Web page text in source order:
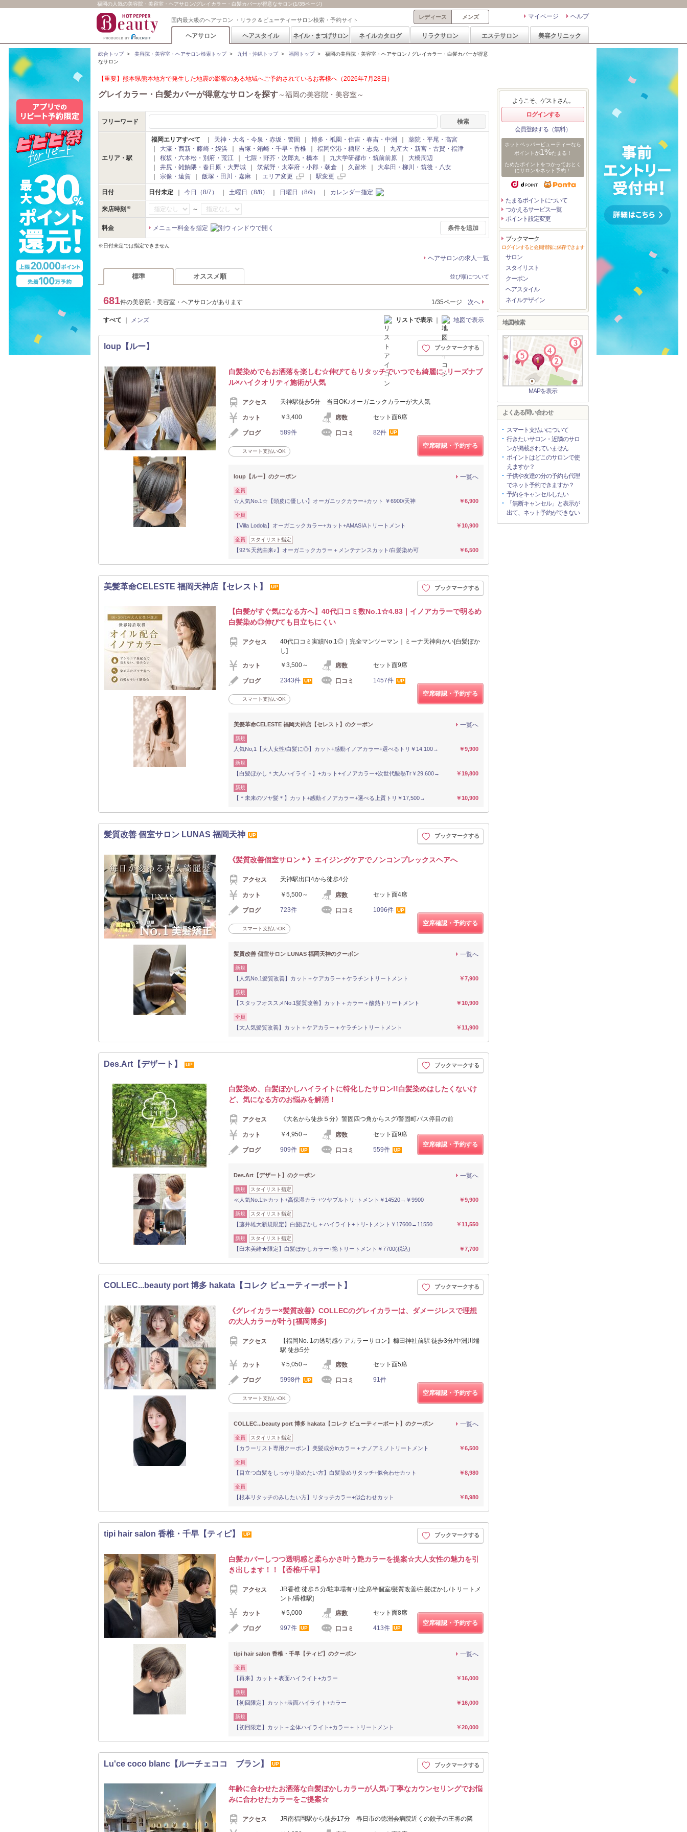
福岡の人気の美容院・美容室・ヘアサロン/グレイカラー・白髪カバーが得意なサロン(1/35ページ)
国内最大級のヘアサロン ・リラク＆ビューティーサロン検索・予約サイト ヘルプ
マイページ
レディース メンズ
ヘアサロン ヘアスタイル ネイル・まつげサロン ネイルカタログ リラクサロン エステサロン 美容クリニック
総合トップ> 美容院・美容室・ヘアサロン検索トップ> 九州・沖縄トップ> 福岡トップ> 福岡の美容院・美容室・ヘアサロン / グレイカラー・白髪カバーが得意
なサロン
【重要】熊本県熊本地方で発生した地震の影響のある地域へご予約されているお客様へ（2026年7月28日）
グレイカラー・白髪カバーが得意なサロンを探す～福岡の美容院・美容室～
フリーワード
エリア・駅
福岡エリアすべて 天神・大名・今泉・赤坂・警固 博多・祇園・住吉・春吉・中洲
薬院・平尾・高宮
大濠・西新・藤崎・姪浜 吉塚・箱崎・千早・香椎 福岡空港・糟屋・志免
九産大・新宮・古賀・福津
桜坂・六本松・別府・荒江 七隈・野芥・次郎丸・橋本 九大学研都市・筑前前原
大橋周辺
井尻・雑餉隈・春日原・大野城 筑紫野・太宰府・小郡・朝倉 久留米
大牟田・柳川・筑後・八女
宗像・遠賀 飯塚・田川・嘉麻 エリア変更 駅変更
日付 日付未定 今日（8/7） 土曜日（8/8） 日曜日（8/9） カレンダー指定
来店時刻 ～
料金 メニュー料金を指定 条件を追加
※日付未定では指定できません
ヘアサロンの求人一覧
標準 オススメ順 並び順について
681件の美容院・美容室・ヘアサロンがあります 1/35ページ 次へ
すべて メンズ リストで表示 地図で表示
loup【ルー】 ブックマークする
白髪染めでもお洒落を楽しむ☆伸びてもリタッチでいつでも綺麗に♪リーズナブ
ル×ハイクオリティ施術が人気
アクセス 天神駅徒歩5分 当日OK♪オーガニックカラーが大人気
カット ￥3,400 席数 セット面6席
ブログ 589件 口コミ 82件 UP
スマート支払いOK
空席確認・予約する
loup【ルー】のクーポン 一覧へ
全員
☆人気No.1☆【頭皮に優しい】オーガニックカラー+カット ￥6900/天神 ￥6,900
全員
【Villa Lodola】オーガニックカラー+カット+AMASIAトリートメント ￥10,900
全員 スタイリスト指定
【92％天然由来♪】オーガニックカラー＋メンテナンスカット/白髪染め可 ￥6,500
美髪革命CELESTE 福岡天神店【セレスト】 UP ブックマークする
【白髪がすぐ気になる方へ】40代口コミ数No.1☆4.83｜イノアカラーで明るめ
白髪染め◎伸びても目立ちにくい
アクセス
40代口コミ実績No.1◎｜完全マンツーマン｜ミーナ天神向かい[白髪ぼか
し]
カット ￥3,500～ 席数 セット面9席
ブログ 2343件 UP 口コミ 1457件 UP
スマート支払いOK
空席確認・予約する
美髪革命CELESTE 福岡天神店【セレスト】のクーポン 一覧へ
新規
人気No,1【大人女性/白髪に◎】カット+感動イノアカラー+選べるトリ￥14,100→ ￥9,900
新規
【白髪ぼかし＊大人ハイライト】+カット+イノアカラー+次世代酸熱Tr￥29,600→ ￥19,800
新規
【＊未来のツヤ髪＊】カット+感動イノアカラー+選べる上質トリ￥17,500→ ￥10,900
髪質改善 個室サロン LUNAS 福岡天神 UP ブックマークする
《髪質改善個室サロン＊》エイジングケアでノンコンプレックスヘアへ
アクセス 天神駅出口4から徒歩4分
カット ￥5,500～ 席数 セット面4席
ブログ 723件 口コミ 1096件 UP
スマート支払いOK
空席確認・予約する
髪質改善 個室サロン LUNAS 福岡天神のクーポン 一覧へ
新規
【人気No.1髪質改善】カット＋ケアカラー＋ケラチントリートメント ￥7,900
新規
【スタッフオススメNo.1髪質改善】カット＋カラー＋酸熱トリートメント ￥10,900
全員
【大人気髪質改善】カット＋ケアカラー＋ケラチントリートメント ￥11,900
Des.Art【デザート】 UP ブックマークする
白髪染め、白髪ぼかしハイライトに特化したサロン!!白髪染めはしたくないけ
ど、気になる方のお悩みを解消！
アクセス 《大名から徒歩５分》警固四つ角からスグ/警固町バス停目の前
カット ￥4,950～ 席数 セット面9席
ブログ 909件 UP 口コミ 559件 UP
空席確認・予約する
Des.Art【デザート】のクーポン 一覧へ
新規 スタイリスト指定
≪人気No.1≫カット+高保湿カラ-+ツヤプルトリ-トメント￥14520→￥9900 ￥9,900
新規 スタイリスト指定
【藤井雄大新規限定】白髪ぼかし＋ハイライト+トリ-トメント￥17600→11550 ￥11,550
新規 スタイリスト指定
【臼木美緒★限定】白髪ぼかしカラー+艶トリートメント￥7700(税込) ￥7,700
COLLEC...beauty port 博多 hakata【コレク ビューティーポート】 ブックマークする
《グレイカラー×髪質改善》COLLECのグレイカラーは、ダメージレスで理想
の大人カラーが叶う[福岡博多]
アクセス
【福岡No. 1の透明感ケアカラーサロン】櫛田神社前駅 徒歩3分/中洲川端
駅 徒歩5分
カット ￥5,050～ 席数 セット面5席
ブログ 5998件 UP 口コミ 91件
スマート支払いOK
空席確認・予約する
COLLEC...beauty port 博多 hakata【コレク ビューティーポート】のクーポン 一覧へ
全員 スタイリスト指定
【カラーリスト専用クーポン】美髪成分inカラー＋ナノアミノトリートメント ￥6,500
全員
【目立つ白髪をしっかり染めたい方】白髪染めリタッチ+似合わせカット ￥8,980
全員
【根本リタッチのみしたい方】リタッチカラー+似合わせカット ￥8,980
tipi hair salon 香椎・千早【ティピ】 UP ブックマークする
白髪カバーしつつ透明感と柔らかさ叶う艶カラーを提案☆大人女性の魅力を引
き出します！！【香椎/千早】
アクセス
JR香椎:徒歩５分/駐車場有り[全席半個室/髪質改善/白髪ぼかし/トリートメ
ント/香椎駅]
カット ￥5,000 席数 セット面8席
ブログ 997件 UP 口コミ 413件 UP
空席確認・予約する
tipi hair salon 香椎・千早【ティピ】のクーポン 一覧へ
全員
【再来】カット＋表面ハイライト+カラー ￥16,000
新規
【初回限定】カット+表面ハイライト+カラー ￥16,000
新規
【初回限定】カット＋全体ハイライト+カラー＋トリートメント ￥20,000
Lu'ce coco blanc【ルーチェココ ブラン】 UP ブックマークする
年齢に合わせたお洒落な白髪ぼかしカラーが人気♪丁寧なカウンセリングでお悩
みに合わせたカラーをご提案☆
アクセス JR南福岡駅から徒歩17分 春日市の徳洲会病院近くの餃子の王将の隣
ようこそ、ゲストさん。
ログインする
会員登録する（無料）
ホットペッパービューティーなら
ポイントが1%たまる！
ためたポイントをつかっておとく
にサロンをネット予約！
たまるポイントについて
つかえるサービス一覧
ポイント設定変更
ブックマーク
ログインすると会員情報に保存できます
サロン
スタイリスト
クーポン
ヘアスタイル
ネイルデザイン
地図検索
MAPを表示
よくある問い合わせ
スマート支払いについて
行きたいサロン・近隣のサロ
ンが掲載されていません
ポイントはどこのサロンで使
えますか？
子供や友達の分の予約も代理
でネット予約できますか？
予約をキャンセルしたい
「無断キャンセル」と表示が
出て、ネット予約ができない